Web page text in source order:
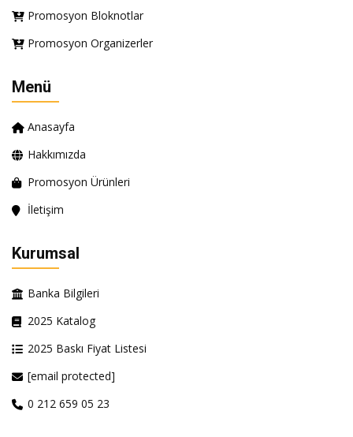
Promosyon Bloknotlar
Promosyon Organizerler
Menü
Anasayfa
Hakkımızda
Promosyon Ürünleri
İletişim
Kurumsal
Banka Bilgileri
2025 Katalog
2025 Baskı Fiyat Listesi
[email protected]
0 212 659 05 23